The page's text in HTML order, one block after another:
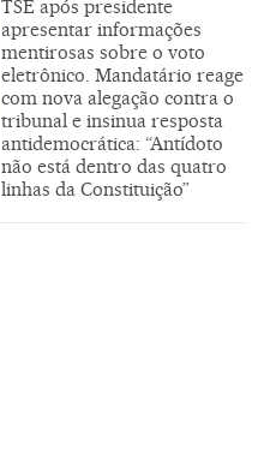
TSE após presidente
apresentar informações
mentirosas sobre o voto
eletrônico. Mandatário reage
com nova alegação contra o
tribunal e insinua resposta
antidemocrática: “Antídoto
não está dentro das quatro
linhas da Constituição”